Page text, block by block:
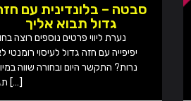
סבטה – בלונדינית עם
גדול תבוא אליך
נערת ליווי פרטים נוספים רוצה
יפיפייה עם חזה גדול לעיסוי רומנטי
נרות? התקשר היום ובחורה שווה
תגיע […]